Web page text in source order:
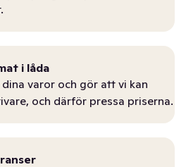
i låda
varor och gör att vi kan
och därför pressa priserna.